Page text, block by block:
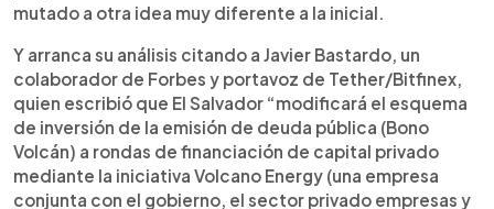
mutado a otra idea muy diferente a la inicial.
Y arranca su análisis citando a Javier Bastardo, un
colaborador de Forbes y portavoz de Tether/Bitfinex,
quien escribió que El Salvador “modificará el esquema
de inversión de la emisión de deuda pública (Bono
Volcán) a rondas de financiación de capital privado
mediante la iniciativa Volcano Energy (una empresa
conjunta con el gobierno, el sector privado empresas y